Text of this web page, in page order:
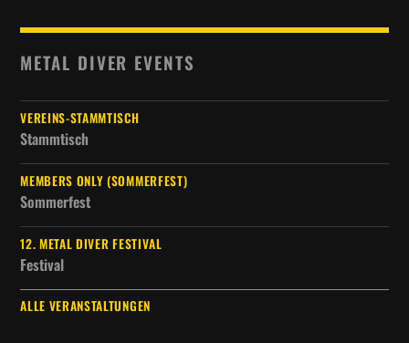
METAL DIVER EVENTS
VEREINS-STAMMTISCH
Stammtisch
MEMBERS ONLY (SOMMERFEST)
Sommerfest
12. METAL DIVER FESTIVAL
Festival
ALLE VERANSTALTUNGEN